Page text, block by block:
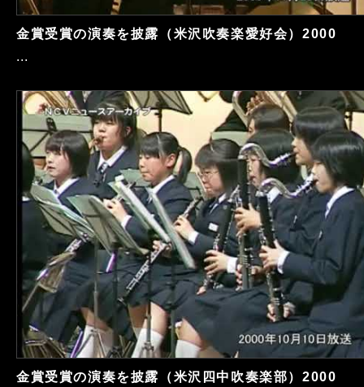
金賞受賞の演奏を披露（米沢吹奏楽愛好会）2000
...
金賞受賞の演奏を披露（米沢四中吹奏楽部）2000